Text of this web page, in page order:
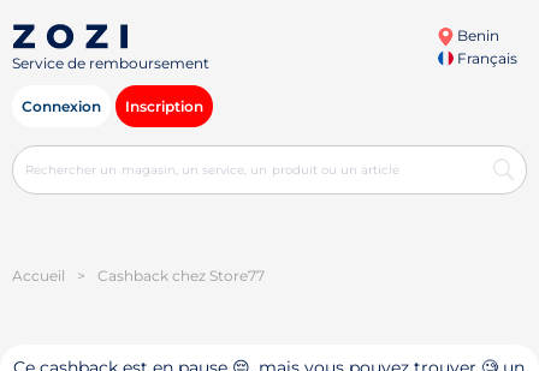
Service de remboursement
Benin
Français
Connexion Inscription
Accueil > Cashback chez Store77